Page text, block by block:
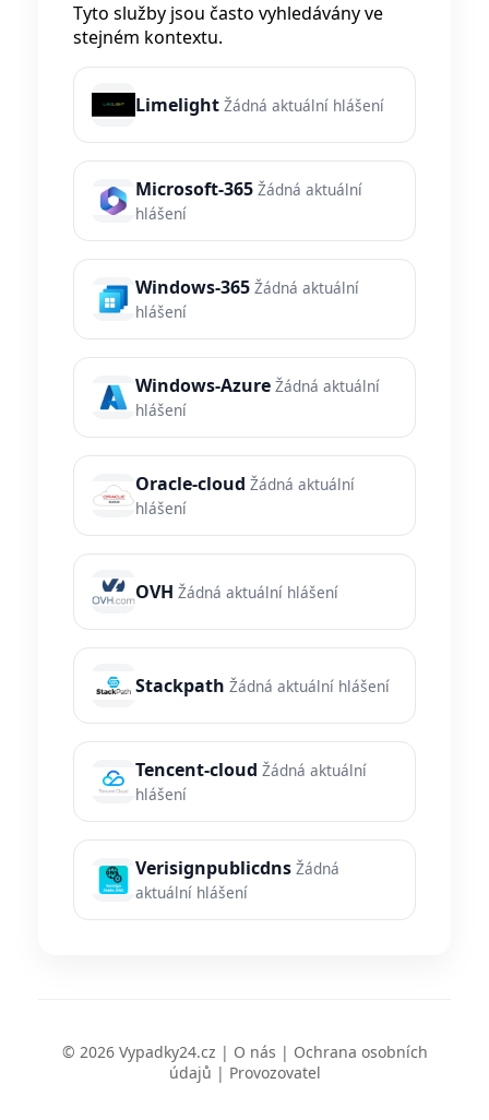
Tyto služby jsou často vyhledávány ve
stejném kontextu.
Limelight Žádná aktuální hlášení
Microsoft-365 Žádná aktuální
hlášení
Windows-365 Žádná aktuální
hlášení
Windows-Azure Žádná aktuální
hlášení
Oracle-cloud Žádná aktuální
hlášení
OVH Žádná aktuální hlášení
Stackpath Žádná aktuální hlášení
Tencent-cloud Žádná aktuální
hlášení
Verisignpublicdns Žádná
aktuální hlášení
© 2026 Vypadky24.cz | O nás | Ochrana osobních
údajů | Provozovatel